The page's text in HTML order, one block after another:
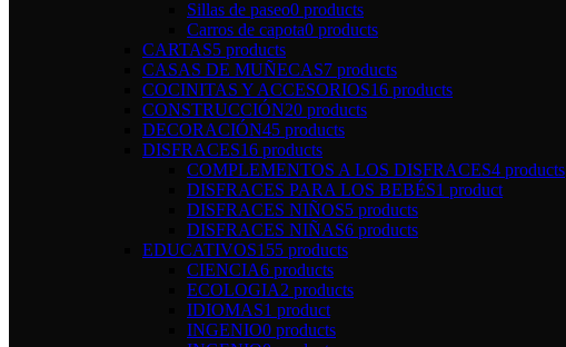
Sillas de paseo0 products
Carros de capota0 products
CARTAS5 products
CASAS DE MUÑECAS7 products
COCINITAS Y ACCESORIOS16 products
CONSTRUCCIÓN20 products
DECORACIÓN45 products
DISFRACES16 products
COMPLEMENTOS A LOS DISFRACES4 products
DISFRACES PARA LOS BEBÉS1 product
DISFRACES NIÑOS5 products
DISFRACES NIÑAS6 products
EDUCATIVOS155 products
CIENCIA6 products
ECOLOGIA2 products
IDIOMAS1 product
INGENIO0 products